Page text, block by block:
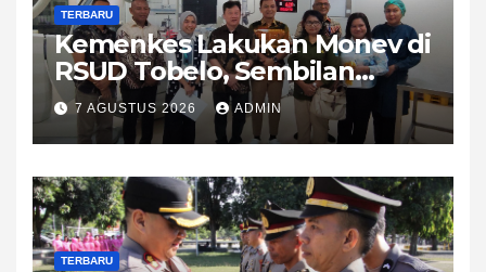
TERBARU
Kemenkes Lakukan Monev di
RSUD Tobelo, Sembilan
Layanan Kesehatan Naik
Strata Ke Madya
7 AGUSTUS 2026 ADMIN
TERBARU